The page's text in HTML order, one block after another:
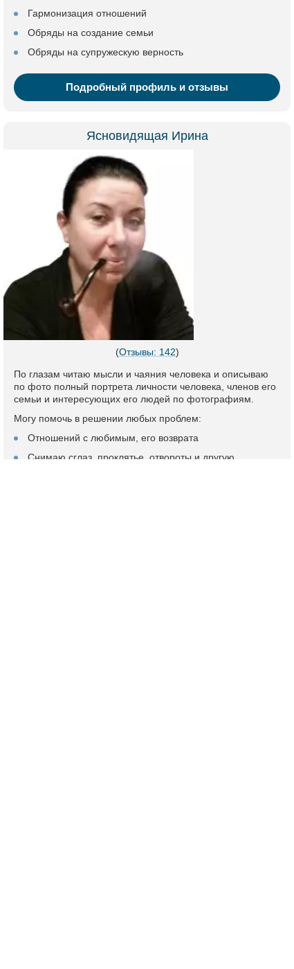
Гармонизация отношений
Обряды на создание семьи
Обряды на супружескую верность
Подробный профиль и отзывы
Ясновидящая Ирина
(Отзывы: 142)
По глазам читаю мысли и чаяния человека и описываю
по фото полный портрета личности человека, членов его
семьи и интересующих его людей по фотографиям.
Могу помочь в решении любых проблем:
Отношений с любимым, его возврата
Снимаю сглаз, проклятье, отвороты и другую